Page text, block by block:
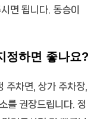
면 됩니다. 동승이
정하면 좋나요?
주차면, 상가 주차장,
를 권장드립니다. 정